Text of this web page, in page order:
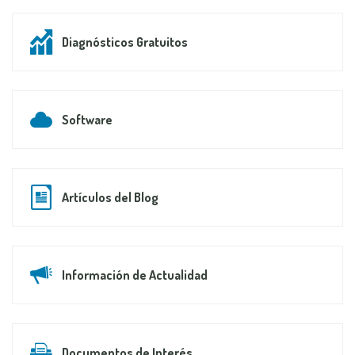
Diagnósticos Gratuitos
Software
Artículos del Blog
Información de Actualidad